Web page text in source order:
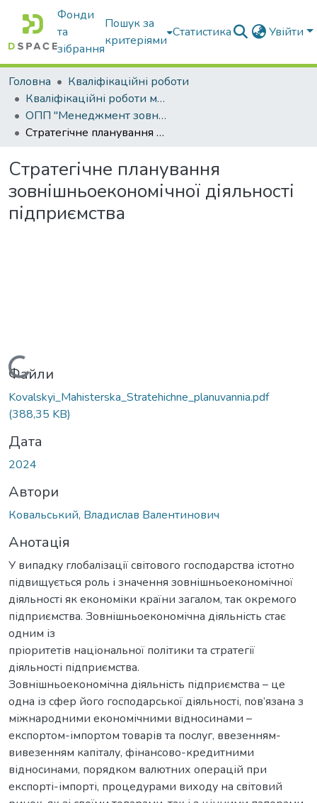
Фонди
та
зібрання
Пошук за
критеріями
Статистика Увійти
Головна
Кваліфікаційні роботи
Кваліфікаційні роботи магістрів
ОПП "Менеджмент зовнішньоекономічної діяльності"
Стратегічне планування зовнішньоекономічної діяльності підприємства
Стратегічне планування
зовнішньоекономічної діяльності
підприємства
Вантажиться...
Файли
Kovalskyi_Mahisterska_Stratehichne_planuvannia.pdf
(388,35 KB)
Дата
2024
Автори
Ковальський, Владислав Валентинович
Анотація
У випадку глобалізації світового господарства істотно
підвищується роль і значення зовнішньоекономічної
діяльності як економіки країни загалом, так окремого
підприємства. Зовнішньоекономічна діяльність стає
одним із
пріоритетів національної політики та стратегії
діяльності підприємства.
Зовнішньоекономічна діяльність підприємства – це
одна із сфер його господарської діяльності, пов’язана з
міжнародними економічними відносинами –
експортом-імпортом товарів та послуг, ввезенням-
вивезенням капіталу, фінансово-кредитними
відносинами, порядком валютних операцій при
експорті-імпорті, процедурами виходу на світовий